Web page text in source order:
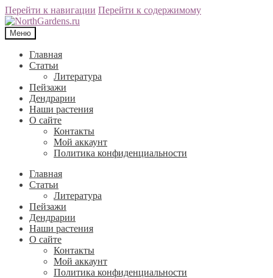
Перейти к навигации Перейти к содержимому
Меню
Главная
Статьи
Литература
Пейзажи
Дендрарии
Наши растения
О сайте
Контакты
Мой аккаунт
Политика конфиденциальности
Главная
Статьи
Литература
Пейзажи
Дендрарии
Наши растения
О сайте
Контакты
Мой аккаунт
Политика конфиденциальности